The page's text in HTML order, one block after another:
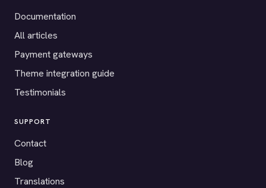
Documentation
All articles
Payment gateways
Theme integration guide
Testimonials
SUPPORT
Contact
Blog
Translations